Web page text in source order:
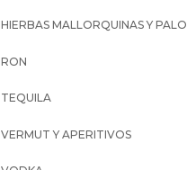
HIERBAS MALLORQUINAS Y PALO
RON
TEQUILA
VERMUT Y APERITIVOS